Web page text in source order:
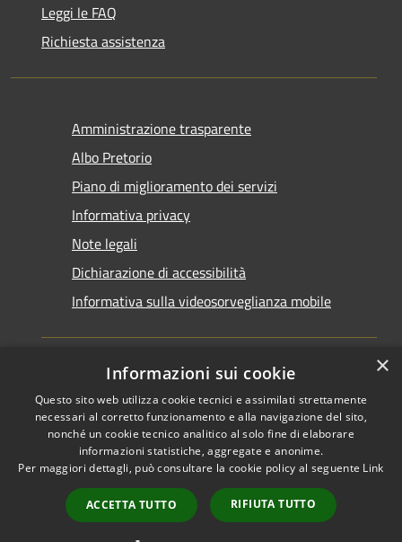
Leggi le FAQ
Richiesta assistenza
Amministrazione trasparente
Albo Pretorio
Piano di miglioramento dei servizi
Informativa privacy
Note legali
Dichiarazione di accessibilità
Informativa sulla videosorveglianza mobile
RSS
Accessibilità
Cookie
Mappa del sito
Area riservata del
Copyright © 2026 • Comune di
Taranto • Powered by
Municipium•Accesso
redazione
×
Informazioni sui cookie
Questo sito web utilizza cookie tecnici e assimilati strettamente
necessari al corretto funzionamento e alla navigazione del sito,
nonché un cookie tecnico analitico al solo fine di elaborare
informazioni statistiche, aggregate e anonime.
Per maggiori dettagli, può consultare la cookie policy al seguente Link
ACCETTA TUTTO RIFIUTA TUTTO